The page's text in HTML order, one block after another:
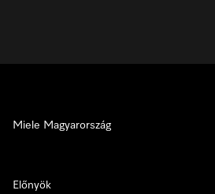
Miele Magyarország
Előnyök